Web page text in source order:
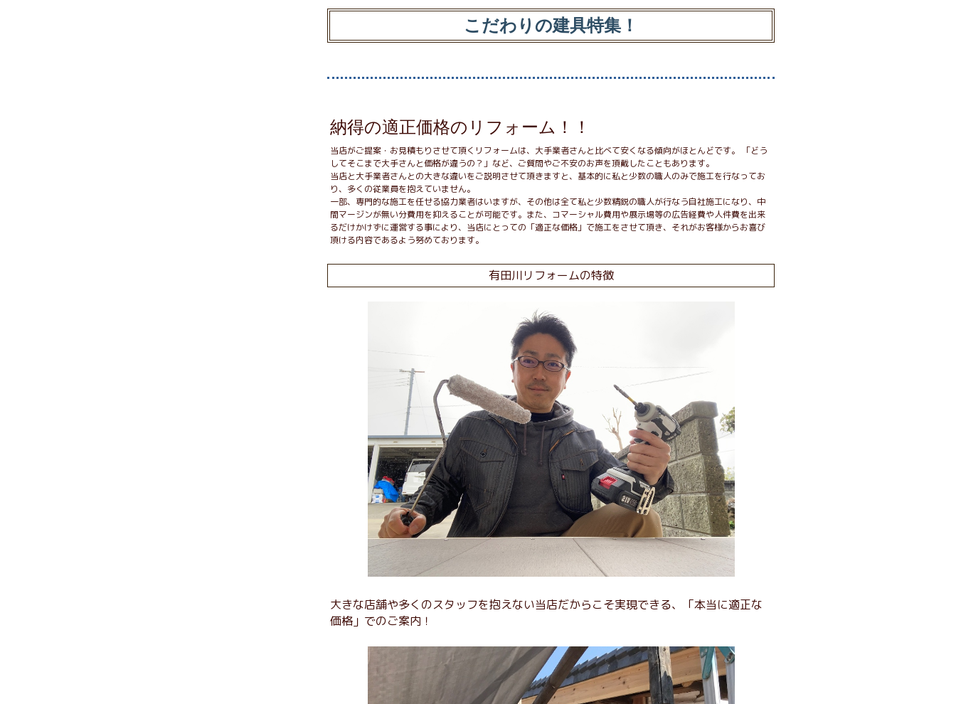
こだわりの建具特集！
納得の適正価格のリフォーム！！
当店がご提案・お見積もりさせて頂くリフォームは、大手業者さんと比べて安くなる傾向がほとんどです。 「どう
してそこまで大手さんと価格が違うの？」など、ご質問やご不安のお声を頂戴したこともあります。
当店と大手業者さんとの大きな違いをご説明させて頂きますと、基本的に私と少数の職人のみで施工を行なってお
り、多くの従業員を抱えていません。
一部、専門的な施工を任せる協力業者はいますが、その他は全て私と少数精鋭の職人が行なう自社施工になり、中
間マージンが無い分費用を抑えることが可能です。また、コマーシャル費用や展示場等の広告経費や人件費を出来
るだけかけずに運営する事により、当店にとっての「適正な価格」で施工をさせて頂き、それがお客様からお喜び
頂ける内容であるよう努めております。
有田川リフォームの特徴
大きな店舗や多くのスタッフを抱えない当店だからこそ実現できる、「本当に適正な
価格」でのご案内！